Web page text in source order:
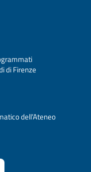
di Firenze
dell’Ateneo